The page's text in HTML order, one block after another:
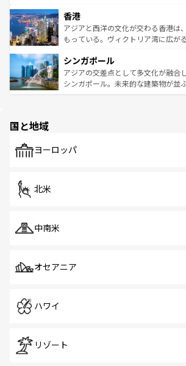
とつ。フォーやバインミー、ベトナ
ひ現地で味わいたい。どの地域を訪
が旅行者を迎えてくれるので、きっ
参照してほしい。
の活気が交差している。北部ではチ
帯で自然と触れ合い、南部ではプー
いビーチでリゾート気分を楽しむこ
激する。気候は一年中温暖で、どの
が待っている。親しみやすいタイの
た文化、そして多様な観光資源が、
香港
アジアと西洋の文化が交わる香港は
もっている。ヴィクトリア湾に広が
み、どこを訪れても感動するはず。
ており、効率よく見どころを回れる
うな絶景から文化的な体験まで、香
シンガポール
アジアの交差点として多文化が融合
シンガポール。未来的な建築物が並
で、ホーカーズは地元の風情を楽し
国と地域
ヨーロッパ
北米
中南米
オセアニア
ハワイ
リゾート